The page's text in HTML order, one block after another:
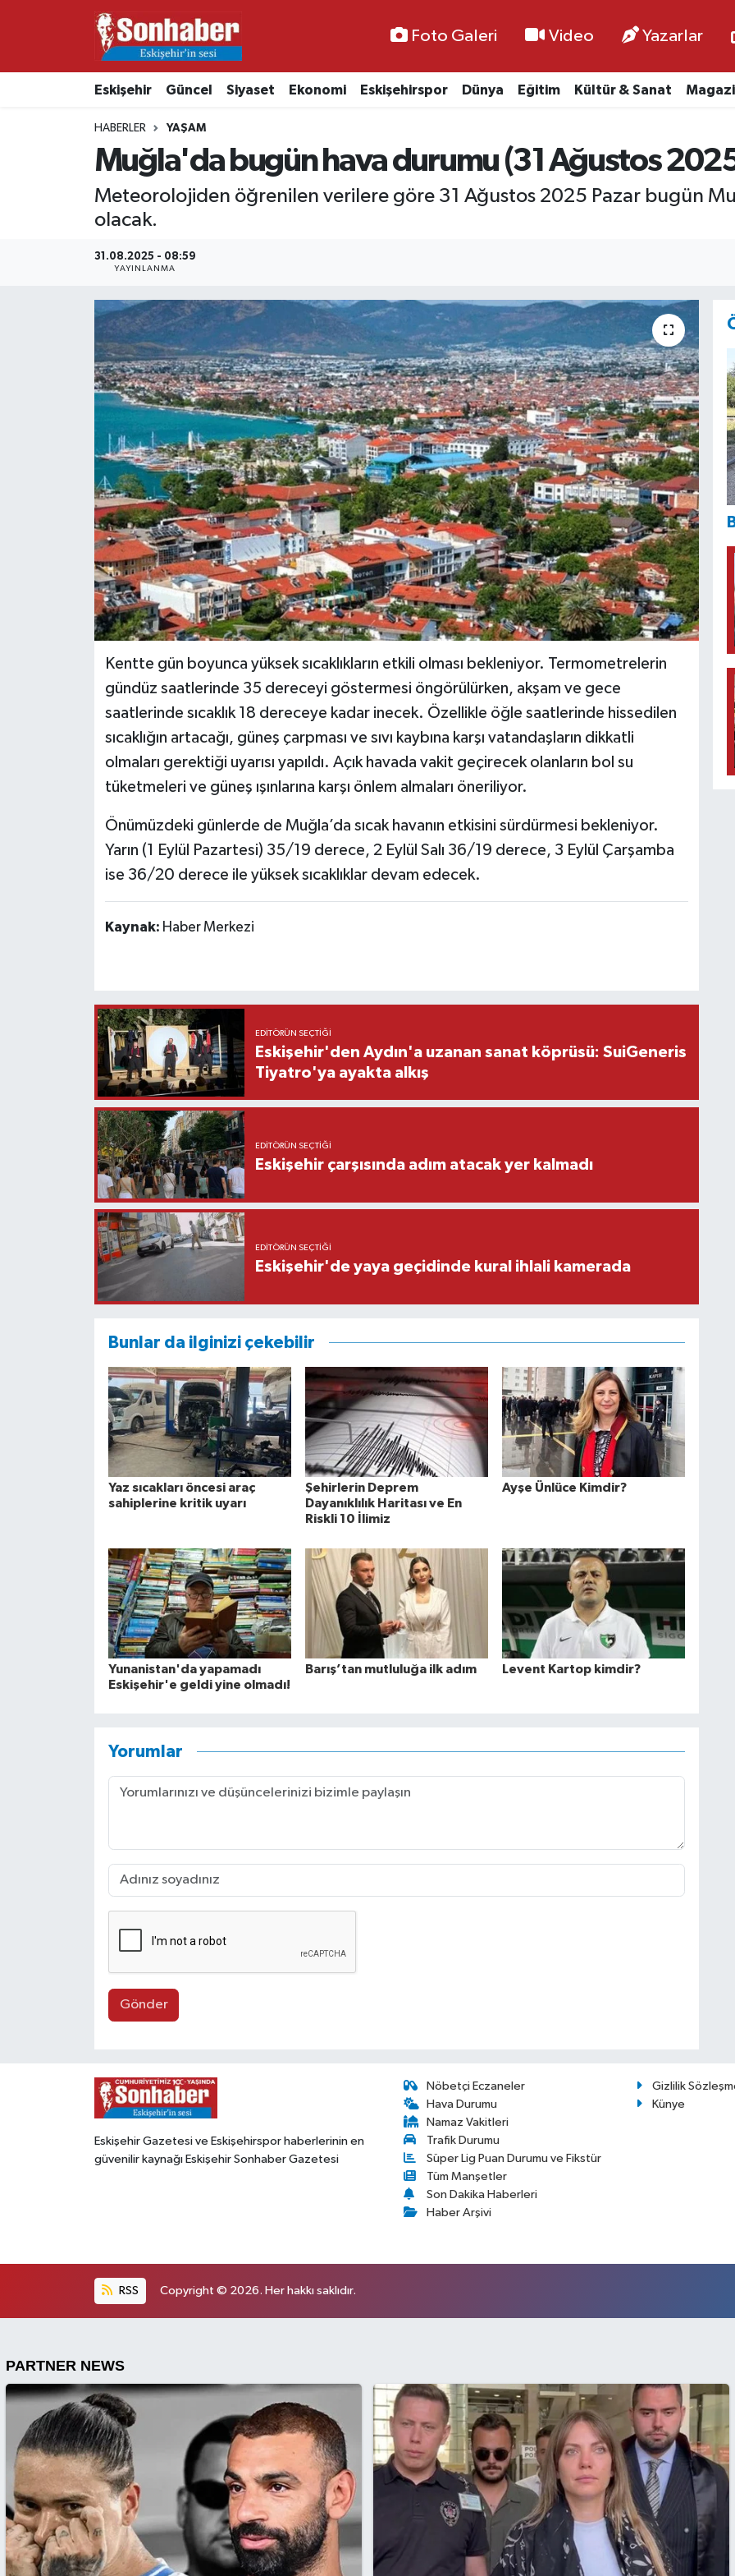
Foto Galeri Video Yazarlar
Eskişehir Güncel Siyaset Ekonomi Eskişehirspor Dünya Eğitim Kültür & Sanat
HABERLER YAŞAM
Muğla'da bugün hava durumu (31 Ağustos
Meteorolojiden öğrenilen verilere göre 31 Ağustos 2025 Pazar bugün
olacak.
31.08.2025 - 08:59
YAYINLANMA
Kentte gün boyunca yüksek sıcaklıkların etkili olması bekleniyor. Termometrelerin
gündüz saatlerinde 35 dereceyi göstermesi öngörülürken, akşam ve gece
saatlerinde sıcaklık 18 dereceye kadar inecek. Özellikle öğle saatlerinde hissedilen
sıcaklığın artacağı, güneş çarpması ve sıvı kaybına karşı vatandaşların dikkatli
olmaları gerektiği uyarısı yapıldı. Açık havada vakit geçirecek olanların bol su
tüketmeleri ve güneş ışınlarına karşı önlem almaları öneriliyor.
Önümüzdeki günlerde de Muğla’da sıcak havanın etkisini sürdürmesi bekleniyor.
Yarın (1 Eylül Pazartesi) 35/19 derece, 2 Eylül Salı 36/19 derece, 3 Eylül Çarşamba
ise 36/20 derece ile yüksek sıcaklıklar devam edecek.
Kaynak: Haber Merkezi
EDITÖRÜN SEÇTIĞI
Eskişehir'den Aydın'a uzanan sanat köprüsü: SuiGeneris
Tiyatro'ya ayakta alkış
EDITÖRÜN SEÇTIĞI
Eskişehir çarşısında adım atacak yer kalmadı
EDITÖRÜN SEÇTIĞI
Eskişehir'de yaya geçidinde kural ihlali kamerada
Bunlar da ilginizi çekebilir
Yaz sıcakları öncesi araç
sahiplerine kritik uyarı
Şehirlerin Deprem
Dayanıklılık Haritası ve En
Riskli 10 İlimiz
Ayşe Ünlüce Kimdir?
Yunanistan'da yapamadı
Eskişehir'e geldi yine olmadı!
Barış’tan mutluluğa ilk adım Levent Kartop kimdir?
Yorumlar
Gönder
Eskişehir Gazetesi ve Eskişehirspor haberlerinin en
güvenilir kaynağı Eskişehir Sonhaber Gazetesi
Nöbetçi Eczaneler
Hava Durumu
Namaz Vakitleri
Trafik Durumu
Süper Lig Puan Durumu ve Fikstür
Tüm Manşetler
Son Dakika Haberleri
Haber Arşivi
Gizlilik
Künye
RSS Copyright © 2026. Her hakkı saklıdır.
Ekonomi
Kültür & Sanat
Resmi İlanlar
Siyaset
Nöbetçi Eczaneler
Namaz Vakitleri
Trafik Durumu
Süper Lig Puan Durumu ve Fikstür
Tüm Manşetler
Son Dakika Haberleri
Haber Arşivi